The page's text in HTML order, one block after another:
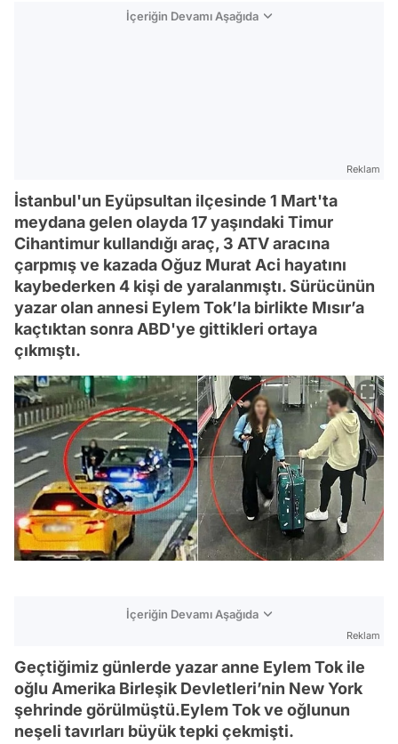
İçeriğin Devamı Aşağıda
Reklam
İstanbul'un Eyüpsultan ilçesinde 1 Mart'ta
meydana gelen olayda 17 yaşındaki Timur
Cihantimur kullandığı araç, 3 ATV aracına
çarpmış ve kazada Oğuz Murat Aci hayatını
kaybederken 4 kişi de yaralanmıştı. Sürücünün
yazar olan annesi Eylem Tok’la birlikte Mısır’a
kaçtıktan sonra ABD'ye gittikleri ortaya
çıkmıştı.
İçeriğin Devamı Aşağıda
Reklam
Geçtiğimiz günlerde yazar anne Eylem Tok ile
oğlu Amerika Birleşik Devletleri’nin New York
şehrinde görülmüştü.Eylem Tok ve oğlunun
neşeli tavırları büyük tepki çekmişti.